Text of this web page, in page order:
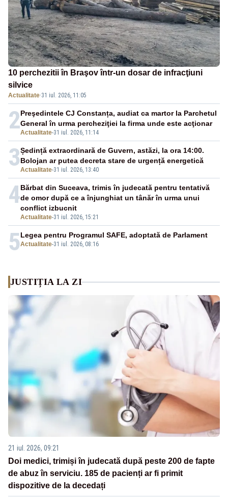
10 perchezitii în Braşov într-un dosar de infracţiuni
silvice
Actualitate·31 iul. 2026, 11:05
2Actualitate-31 iul. 2026, 11:14
Preşedintele CJ Constanța, audiat ca martor la Parchetul
General în urma percheziţiei la firma unde este acţionar
3Actualitate-31 iul. 2026, 13:40
Ședință extraordinară de Guvern, astăzi, la ora 14:00.
Bolojan ar putea decreta stare de urgență energetică
4
Actualitate-31 iul. 2026, 15:21
Bărbat din Suceava, trimis în judecată pentru tentativă
de omor după ce a înjunghiat un tânăr în urma unui
conflict izbucnit
5Actualitate-31 iul. 2026, 08:16
Legea pentru Programul SAFE, adoptată de Parlament
JUSTIȚIA LA ZI
21 iul. 2026, 09:21
Doi medici, trimiși în judecată după peste 200 de fapte
de abuz în serviciu. 185 de pacienți ar fi primit
dispozitive de la decedați